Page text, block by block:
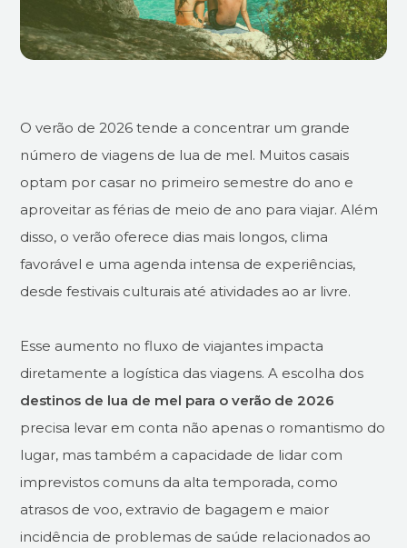
O verão de 2026 tende a concentrar um grande
número de viagens de lua de mel. Muitos casais
optam por casar no primeiro semestre do ano e
aproveitar as férias de meio de ano para viajar. Além
disso, o verão oferece dias mais longos, clima
favorável e uma agenda intensa de experiências,
desde festivais culturais até atividades ao ar livre.
Esse aumento no fluxo de viajantes impacta
diretamente a logística das viagens. A escolha dos
destinos de lua de mel para o verão de 2026
precisa levar em conta não apenas o romantismo do
lugar, mas também a capacidade de lidar com
imprevistos comuns da alta temporada, como
atrasos de voo, extravio de bagagem e maior
incidência de problemas de saúde relacionados ao